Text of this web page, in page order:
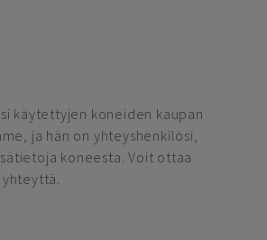
käytettyjen koneiden kaupan
ja hän on yhteyshenkilösi,
koneesta. Voit ottaa